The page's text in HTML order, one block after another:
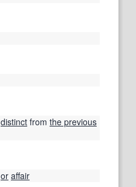
distinct from the previous
or affair